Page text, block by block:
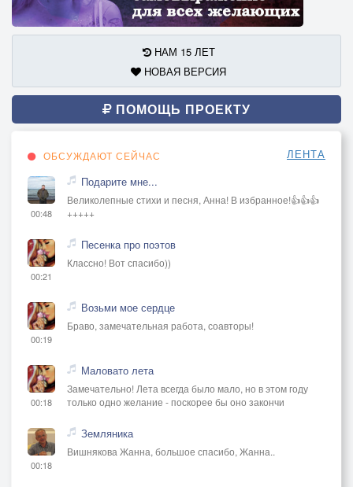
НАМ 15 ЛЕТ
НОВАЯ ВЕРСИЯ
ПОМОЩЬ ПРОЕКТУ
ОБСУЖДАЮТ СЕЙЧАС ЛЕНТА
00:48
Подарите мне...
Великолепные стихи и песня, Анна! В избранное!👍👍👍
+++++
00:21
Песенка про поэтов
Классно! Вот спасибо))
00:19
Возьми мое сердце
Браво, замечательная работа, соавторы!
00:18
Маловато лета
Замечательно! Лета всегда было мало, но в этом году
только одно желание - поскорее бы оно закончи
00:18
Земляника
Вишнякова Жанна, большое спасибо, Жанна..